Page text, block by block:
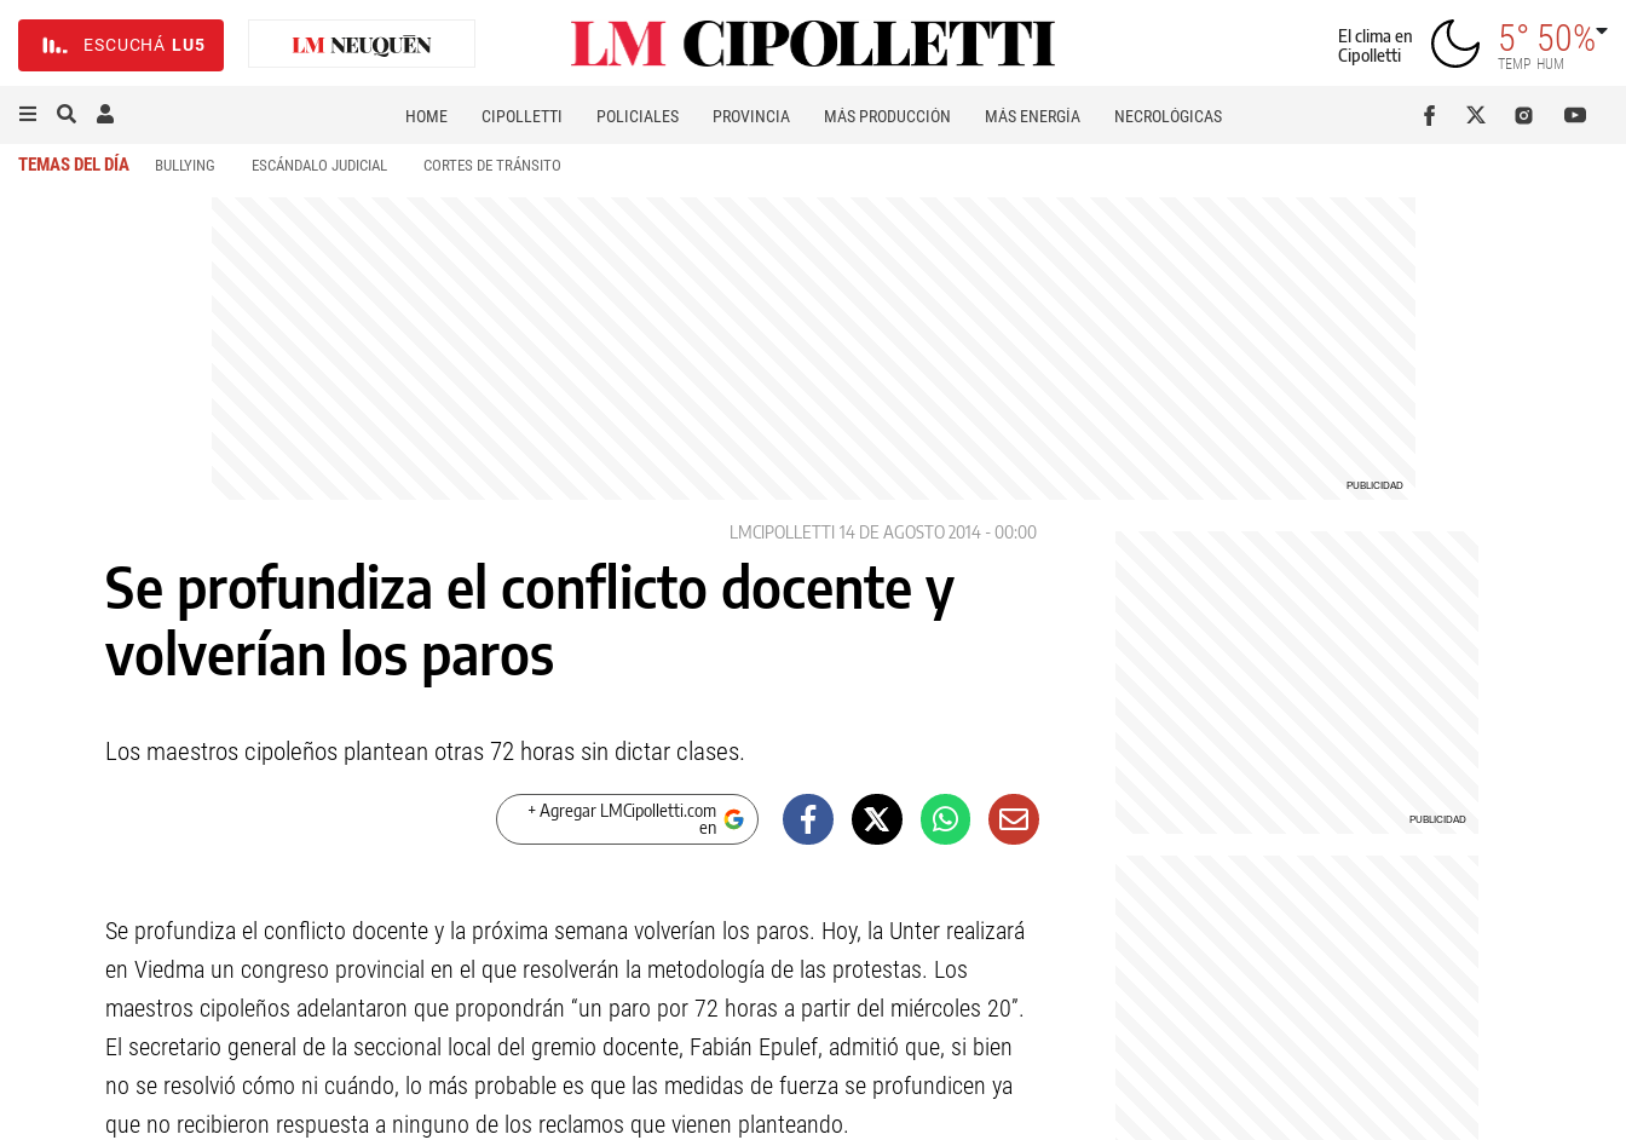
ESCUCHÁ LU5
El clima en
Cipolletti
5°
TEMP
50%
HUM
HOME CIPOLLETTI POLICIALES PROVINCIA MÁS PRODUCCIÓN MÁS ENERGÍA NECROLÓGICAS
TEMAS DEL DÍA BULLYING ESCÁNDALO JUDICIAL CORTES DE TRÁNSITO
LMCIPOLLETTI 14 DE AGOSTO 2014 - 00:00
Se profundiza el conflicto docente y
volverían los paros
Los maestros cipoleños plantean otras 72 horas sin dictar clases.
+ Agregar LMCipolletti.com
en
Se profundiza el conflicto docente y la próxima semana volverían los paros. Hoy, la Unter realizará
en Viedma un congreso provincial en el que resolverán la metodología de las protestas. Los
maestros cipoleños adelantaron que propondrán “un paro por 72 horas a partir del miércoles 20”.
El secretario general de la seccional local del gremio docente, Fabián Epulef, admitió que, si bien
no se resolvió cómo ni cuándo, lo más probable es que las medidas de fuerza se profundicen ya
que no recibieron respuesta a ninguno de los reclamos que vienen planteando.